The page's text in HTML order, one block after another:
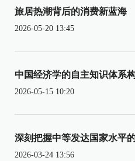
旅居热潮背后的消费新蓝海
2026-05-20 13:45
中国经济学的自主知识体系
2026-05-15 10:20
深刻把握中等发达国家水平
2026-03-24 13:56